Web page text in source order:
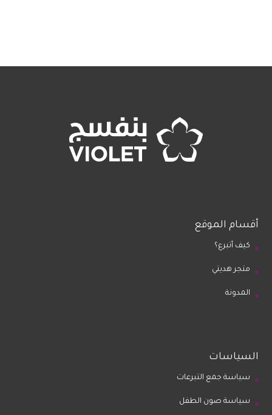
أقسام الموقع
كيف أتبرع؟
متجر هديتي
المدونة
السياسات
سياسة جمع التبرعات
سياسة صون الطفل